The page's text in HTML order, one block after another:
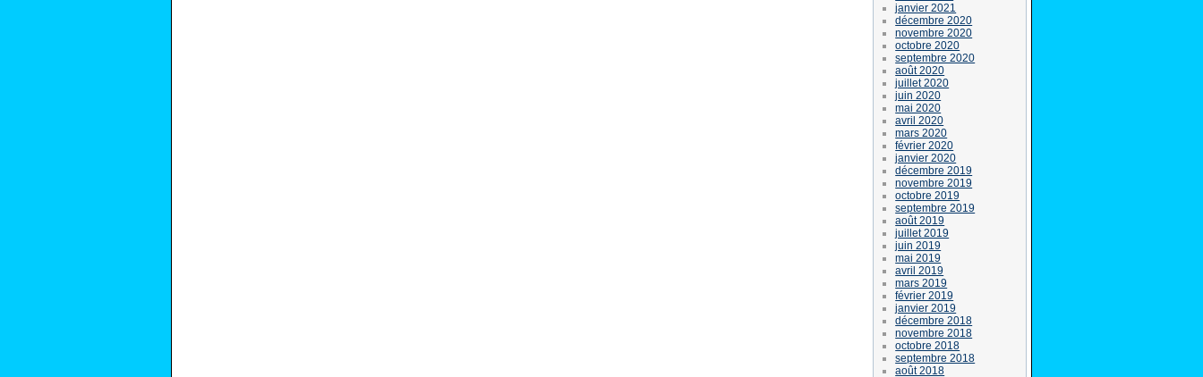
janvier 2021
décembre 2020
novembre 2020
octobre 2020
septembre 2020
août 2020
juillet 2020
juin 2020
mai 2020
avril 2020
mars 2020
février 2020
janvier 2020
décembre 2019
novembre 2019
octobre 2019
septembre 2019
août 2019
juillet 2019
juin 2019
mai 2019
avril 2019
mars 2019
février 2019
janvier 2019
décembre 2018
novembre 2018
octobre 2018
septembre 2018
août 2018